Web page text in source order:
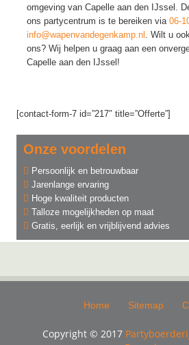
omgeving van Capelle aan den IJssel.
ons partycentrum is te bereiken via 06-
info@wapenvandegenkamp.nl . Wilt u
ons? Wij helpen u graag aan een
Capelle aan den IJssel!
[contact-form-7 id=”217″ title=”Offerte”]
Onze voordelen
Persoonlijk en betrouwbaar
Jarenlange ervaring
Hoge kwaliteit producten
Talloze mogelijkheden op maat
Gratis, eerlijk en vrijblijvend advies
Home Sitemap
Copyright © 2017